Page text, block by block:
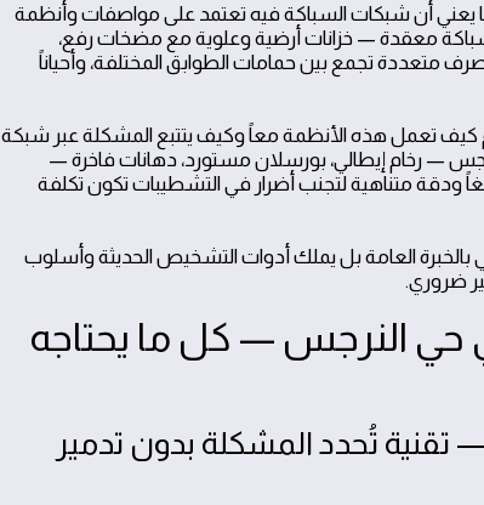
يعني أن شبكات السباكة فيه تعتمد على مواصفات وأنظمة
سباكة معقدة — خزانات أرضية وعلوية مع مضخات رفع،
متعددة تجمع بين حمامات الطوابق المختلفة، وأحياناً
تعمل هذه الأنظمة معاً وكيف يتتبع المشكلة عبر شبكة
— رخام إيطالي، بورسلان مستورد، دهانات فاخرة —
ودقة متناهية لتجنب أضرار في التشطيبات تكون تكلفة
بالخبرة العامة بل يملك أدوات التشخيص الحديثة وأسلوب
ضروري.
حي النرجس — كل ما يحتاجه
تُحدد المشكلة بدون تدمير